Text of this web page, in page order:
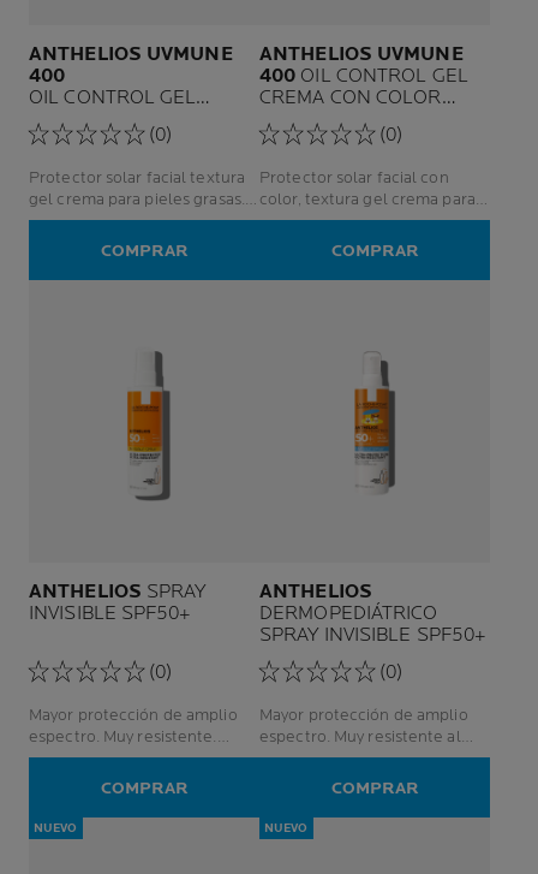
ANTHELIOS UVMUNE
400
OIL CONTROL GEL
CREMA SPF50+
(0)
Protector solar facial textura
gel crema para pieles grasas.
Acabado toque seco.
COMPRAR
ANTHELIOS UVMUNE
400 OIL CONTROL GEL
CREMA CON COLOR
SPF50+
(0)
Protector solar facial con
color, textura gel crema para
pieles grasas. Acabado toque
COMPRAR
ANTHELIOS SPRAY
INVISIBLE SPF50+
(0)
Mayor protección de amplio
espectro. Muy resistente.
Acabado ligero.
COMPRAR
ANTHELIOS
DERMOPEDIÁTRICO
SPRAY INVISIBLE SPF50+
(0)
Mayor protección de amplio
espectro. Muy resistente al
agua. No deja marcas blancas.
COMPRAR
NUEVO NUEVO